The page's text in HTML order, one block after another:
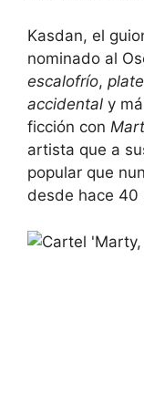
Kasdan, el
nominado al
escalofrío,
accidental y
ficción con
artista que a
popular que
desde hace 40